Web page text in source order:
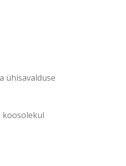
ühisavalduse
koosolekul